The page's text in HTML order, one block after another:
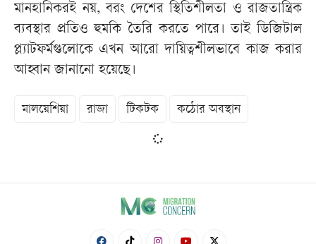
মানহানিকরই নয়, বরং দেশের স্থিতিশীলতা ও রাজতান্ত্রিক
ব্যবস্থার প্রতিও হুমকি তৈরি করতে পারে। তাই ডিজিটাল
প্ল্যাটফর্মগুলোকে এখন আরো দায়িত্বশীলভাবে কাজ করার
আহ্বান জানানো হয়েছে।
মালয়েশিয়া রাজা টিকটক কঠোর অবস্থান